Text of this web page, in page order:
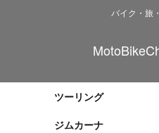
バイク・旅
ツーリング
ジムカーナ